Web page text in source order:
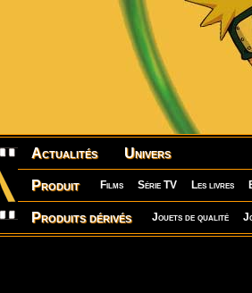
Actualités Univers
Produit Films Série TV Les livres
Produits dérivés Jouets de qualité